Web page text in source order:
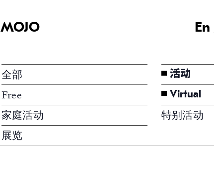
MOJO En
全部
Free
家庭活动
展览
活动
Virtual
特别活动